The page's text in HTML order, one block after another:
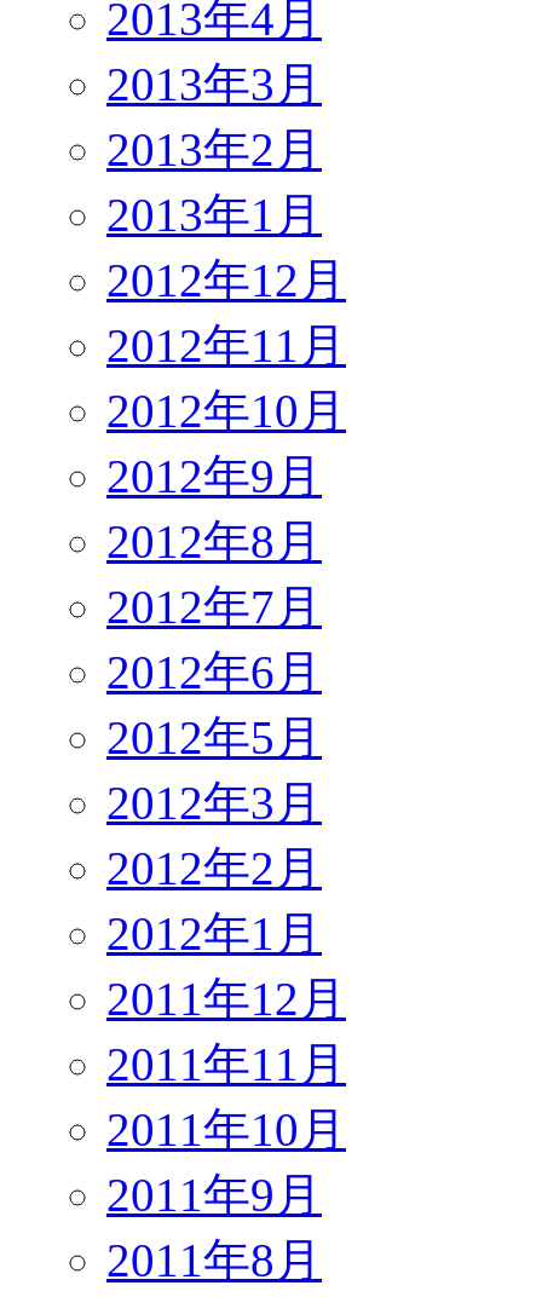
2013年4月
2013年3月
2013年2月
2013年1月
2012年12月
2012年11月
2012年10月
2012年9月
2012年8月
2012年7月
2012年6月
2012年5月
2012年3月
2012年2月
2012年1月
2011年12月
2011年11月
2011年10月
2011年9月
2011年8月